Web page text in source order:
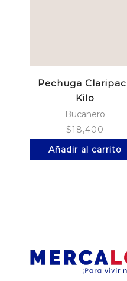
Pechuga
Kilo
Bucanero
$18,400
Añadir al carrito